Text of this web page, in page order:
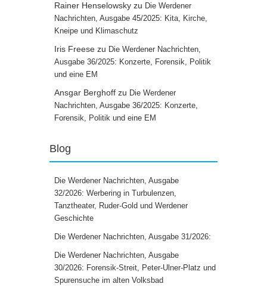
Rainer Henselowsky zu Die Werdener
Nachrichten, Ausgabe 45/2025: Kita, Kirche,
Kneipe und Klimaschutz
Iris Freese zu Die Werdener Nachrichten,
Ausgabe 36/2025: Konzerte, Forensik, Politik
und eine EM
Ansgar Berghoff zu Die Werdener
Nachrichten, Ausgabe 36/2025: Konzerte,
Forensik, Politik und eine EM
Blog
Die Werdener Nachrichten, Ausgabe
32/2026: Werbering in Turbulenzen,
Tanztheater, Ruder-Gold und Werdener
Geschichte
Die Werdener Nachrichten, Ausgabe 31/2026:
Die Werdener Nachrichten, Ausgabe
30/2026: Forensik-Streit, Peter-Ulner-Platz und
Spurensuche im alten Volksbad